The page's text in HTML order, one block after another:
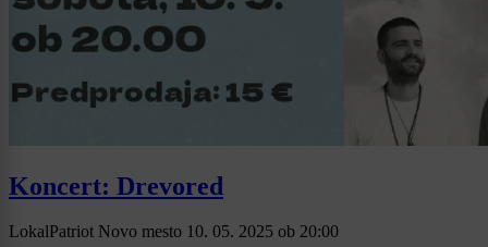
Koncert: Drevored
LokalPatriot Novo mesto 10. 05. 2025 ob 20:00